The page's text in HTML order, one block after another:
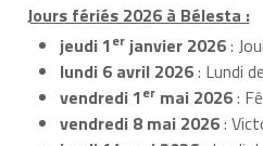
Jours fériés 2026 à Bélesta :
jeudi 1er janvier 2026:
lundi 6 avril 2026: Lundi
vendredi 1er mai 2026:
vendredi 8 mai 2026: